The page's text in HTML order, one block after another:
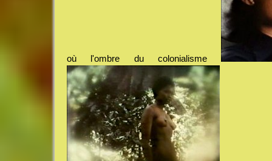
où l'ombre du colonialisme